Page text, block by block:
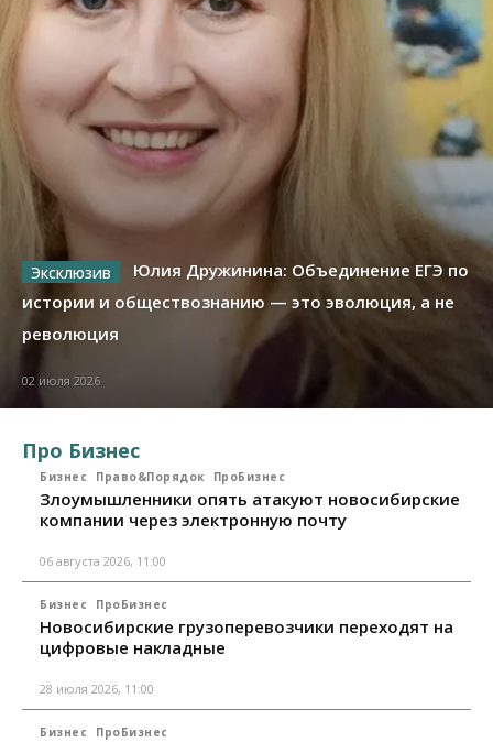
Юлия Дружинина: Объединение ЕГЭ по
истории и обществознанию — это эволюция, а не
революция
02 июля 2026
Про Бизнес
Бизнес Право&Порядок ПроБизнес
Злоумышленники опять атакуют новосибирские
компании через электронную почту
06 августа 2026, 11:00
Бизнес ПроБизнес
Новосибирские грузоперевозчики переходят на
цифровые накладные
28 июля 2026, 11:00
Бизнес ПроБизнес